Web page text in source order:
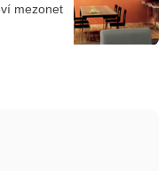
mezonet